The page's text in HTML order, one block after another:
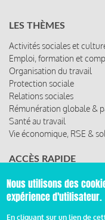
LES THÈMES
Activités sociales et
Emploi, formation et
Organisation du travail
Protection sociale
Relations sociales
Rémunération globale &
Santé au travail
Vie économique, RSE &
ACCÈS RAPIDE
Les abonnements
Les rencontres
Les ressources
Nous utilisons des
expérience d'utilisateur.
En cliquant sur un lien de